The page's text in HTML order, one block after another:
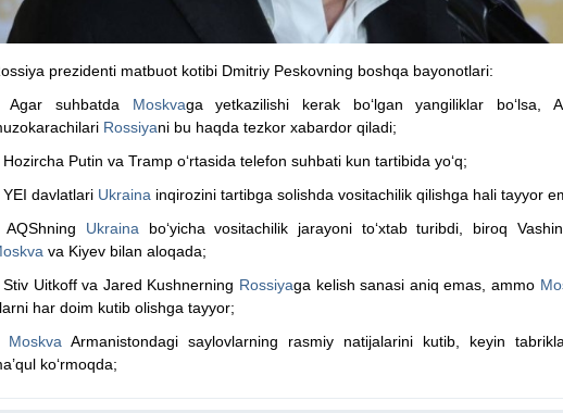
prezidenti matbuot kotibi Dmitriy Peskovning boshqa bayonotlari:
Agar suhbatda Moskvaga yetkazilishi kerak bo‘lgan yangiliklar bo‘lsa,
Rossiyani bu haqda tezkor xabardor qiladi;
Hozircha Putin va Tramp o‘rtasida telefon suhbati kun tartibida yo‘q;
YEI davlatlari Ukraina inqirozini tartibga solishda vositachilik qilishga hali tayyor
AQShning Ukraina bo‘yicha vositachilik jarayoni to‘xtab turibdi, biroq
va Kiyev bilan aloqada;
Stiv Uitkoff va Jared Kushnerning Rossiyaga kelish sanasi aniq emas, ammo
har doim kutib olishga tayyor;
Moskva Armanistondagi saylovlarning rasmiy natijalarini kutib, keyin
ko‘rmoqda;